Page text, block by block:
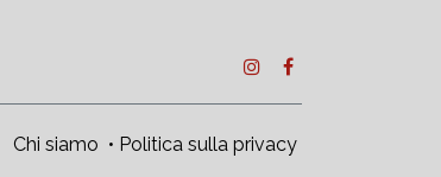
Chi siamo • Politica sulla privacy